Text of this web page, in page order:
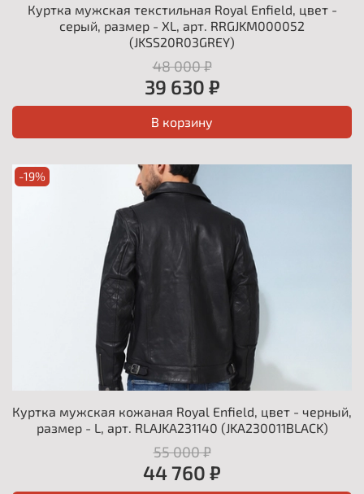
Куртка мужская текстильная Royal Enfield, цвет -
серый, размер - XL, арт. RRGJKM000052
(JKSS20R03GREY)
48 000 ₽
39 630 ₽
В корзину
-19%
Куртка мужская кожаная Royal Enfield, цвет - черный,
размер - L, арт. RLAJKA231140 (JKA230011BLACK)
55 000 ₽
44 760 ₽